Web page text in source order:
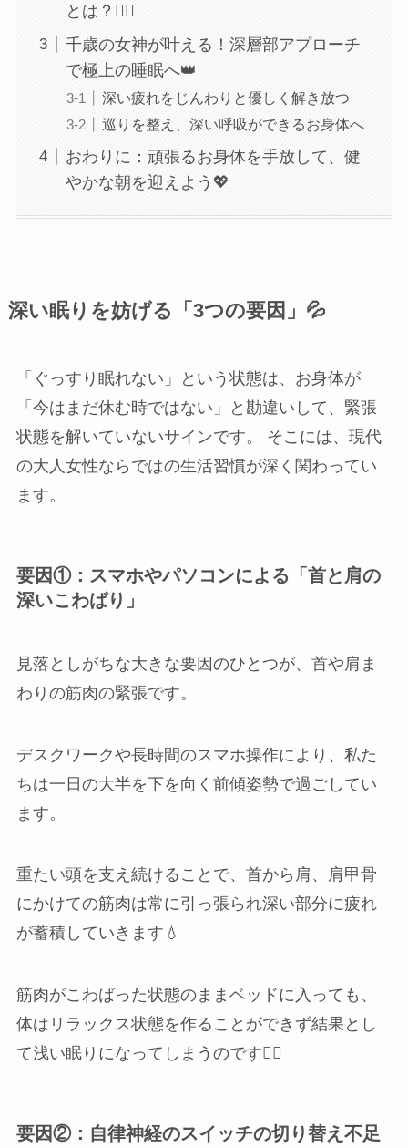
とは？🙅‍♀️
千歳の女神が叶える！深層部アプローチ
で極上の睡眠へ👑
深い疲れをじんわりと優しく解き放つ
巡りを整え、深い呼吸ができるお身体へ
おわりに：頑張るお身体を手放して、健
やかな朝を迎えよう💖
深い眠りを妨げる「3つの要因」💦
「ぐっすり眠れない」という状態は、お身体が
「今はまだ休む時ではない」と勘違いして、緊張
状態を解いていないサインです。 そこには、現代
の大人女性ならではの生活習慣が深く関わってい
ます。
要因①：スマホやパソコンによる「首と肩の
深いこわばり」
見落としがちな大きな要因のひとつが、首や肩ま
わりの筋肉の緊張です。
デスクワークや長時間のスマホ操作により、私た
ちは一日の大半を下を向く前傾姿勢で過ごしてい
ます。
重たい頭を支え続けることで、首から肩、肩甲骨
にかけての筋肉は常に引っ張られ深い部分に疲れ
が蓄積していきます💧
筋肉がこわばった状態のままベッドに入っても、
体はリラックス状態を作ることができず結果とし
て浅い眠りになってしまうのです🙅‍♀️
要因②：自律神経のスイッチの切り替え不足